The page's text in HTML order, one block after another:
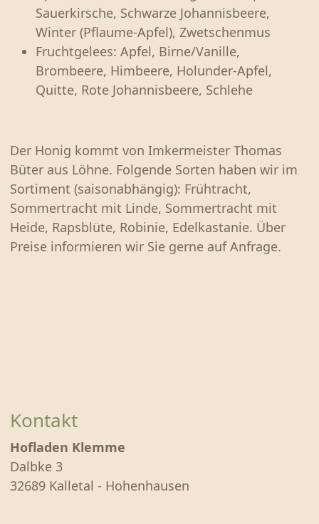
ÜBER UNS
ÖFFNUNGSZEITEN
ANFAHRT & KONTAKT
Sauerkirsche, Schwarze Johannisbeere,
Winter (Pflaume-Apfel), Zwetschenmus
Fruchtgelees: Apfel, Birne/Vanille,
Brombeere, Himbeere, Holunder-Apfel,
Quitte, Rote Johannisbeere, Schlehe
Der Honig kommt von Imkermeister Thomas
Büter aus Löhne. Folgende Sorten haben wir im
Sortiment (saisonabhängig): Frühtracht,
Sommertracht mit Linde, Sommertracht mit
Heide, Rapsblüte, Robinie, Edelkastanie. Über
Preise informieren wir Sie gerne auf Anfrage.
Kontakt
Hofladen Klemme
Dalbke 3
32689 Kalletal - Hohenhausen